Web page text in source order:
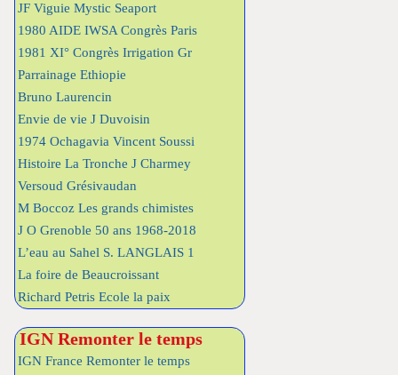
JF Viguie Mystic Seaport
1980 AIDE IWSA Congrès Paris
1981 XI° Congrès Irrigation Gr
Parrainage Ethiopie
Bruno Laurencin
Envie de vie J Duvoisin
1974 Ochagavia Vincent Soussi
Histoire La Tronche J Charmey
Versoud Grésivaudan
M Boccoz Les grands chimistes
J O Grenoble 50 ans 1968-2018
L’eau au Sahel S. LANGLAIS 1
La foire de Beaucroissant
Richard Petris Ecole la paix
IGN Remonter le temps
IGN France Remonter le temps